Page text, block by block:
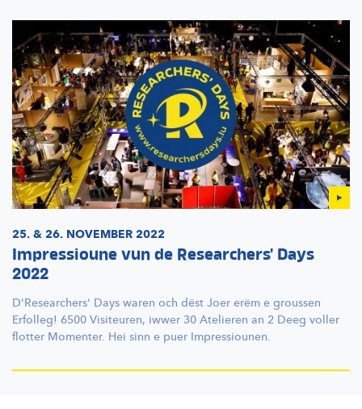
25. & 26. NOVEMBER 2022
Impressioune vun de Researchers' Days
2022
D'Researchers' Days waren och dëst Joer erëm e groussen
Erfolleg! 6500 Visiteuren, iwwer 30 Atelieren an 2 Deeg voller
flotter Momenter. Hei sinn e puer Impressiounen.